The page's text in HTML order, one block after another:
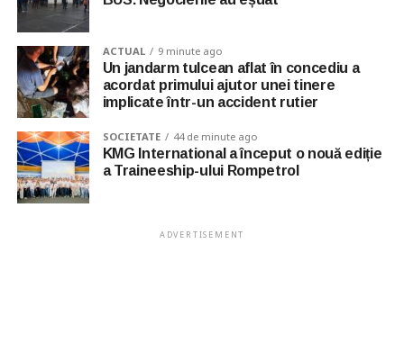
ACTUAL 9 minute ago
Un jandarm tulcean aflat în concediu a
acordat primului ajutor unei tinere
implicate într-un accident rutier
SOCIETATE 44 de minute ago
KMG International a început o nouă ediție
a Traineeship-ului Rompetrol
ADVERTISEMENT